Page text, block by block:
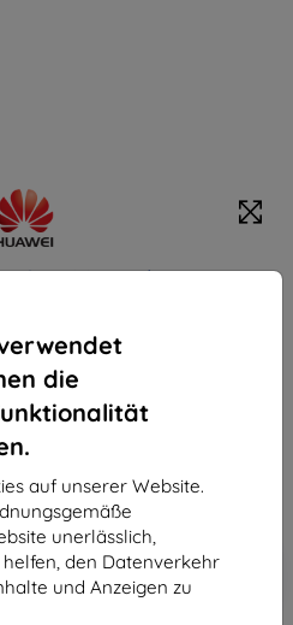
die
auf unserer Website.
unerlässlich,
den Datenverkehr
und Anzeigen zu
2018 - Blue
und erhalten Sie
Zubehör dafür!
In den
Warenkorb